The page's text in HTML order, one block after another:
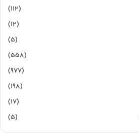
(112)
(12)
(5)
(558)
(977)
(198)
(17)
(5)